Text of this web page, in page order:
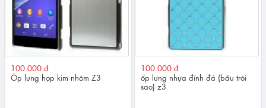
100.000 đ
Ốp lưng hợp kim nhôm Z3
100.000 đ
ốp lưng nhựa đính đá (bầu trời
sao) z3